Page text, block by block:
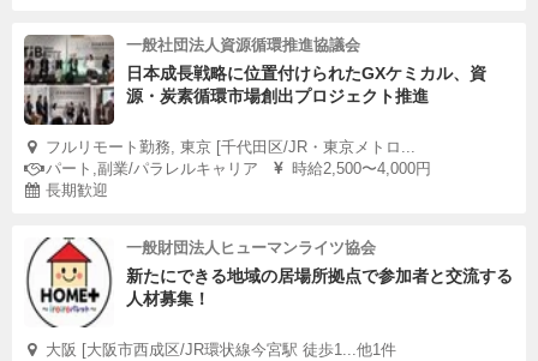
一般社団法人資源循環推進協議会
日本成長戦略に位置付けられたGXケミカル、資
源・炭素循環市場創出プロジェクト推進
フルリモート勤務, 東京 [千代田区/JR・東京メトロ...
パート,副業/パラレルキャリア
時給2,500〜4,000円
長期歓迎
一般財団法人ヒューマンライツ協会
新たにできる地域の居場所拠点で参加者と交流する
人材募集！
大阪 [大阪市西成区/JR環状線今宮駅 徒歩1...他1件